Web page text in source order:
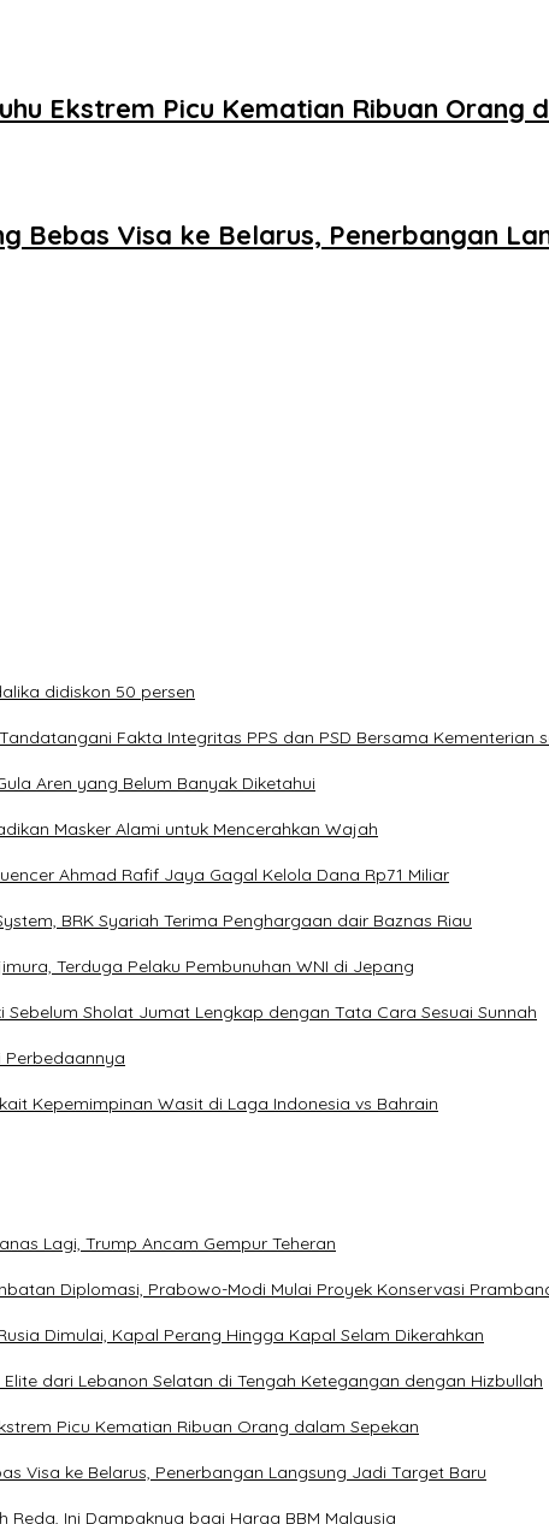
Ekstrem Picu Kematian Ribuan Orang
Bebas Visa ke Belarus, Penerbangan
didiskon 50 persen
Fakta Integritas PPS dan PSD Bersama Kementerian
Aren yang Belum Banyak Diketahui
Masker Alami untuk Mencerahkan Wajah
Ahmad Rafif Jaya Gagal Kelola Dana Rp71 Miliar
BRK Syariah Terima Penghargaan dair Baznas Riau
Terduga Pelaku Pembunuhan WNI di Jepang
Sebelum Sholat Jumat Lengkap dengan Tata Cara Sesuai Sunnah
Perbedaannya
Kepemimpinan Wasit di Laga Indonesia vs Bahrain
Lagi, Trump Ancam Gempur Teheran
Diplomasi, Prabowo-Modi Mulai Proyek Konservasi
Dimulai, Kapal Perang Hingga Kapal Selam Dikerahkan
Elite dari Lebanon Selatan di Tengah Ketegangan dengan Hizbullah
Picu Kematian Ribuan Orang dalam Sepekan
Visa ke Belarus, Penerbangan Langsung Jadi Target Baru
Reda, Ini Dampaknya bagi Harga BBM Malaysia